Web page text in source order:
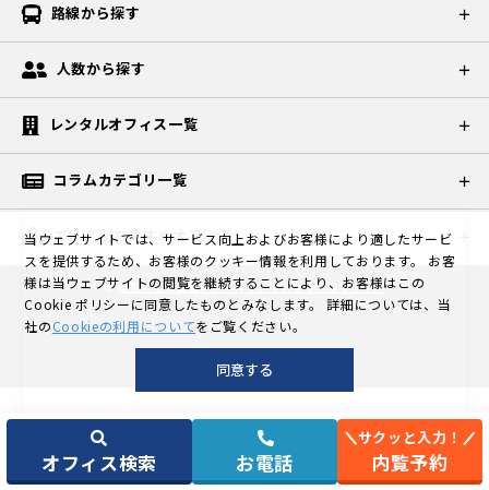
オフィス検索 お電話
サクッと入力！
内覧予約
路線から探す
人数から探す
レンタルオフィス一覧
コラムカテゴリ一覧
エリア別おすすめオフィス
©東京の格安個室レンタルオフィスなら天翔オフィス
当ウェブサイトでは、サービス向上およびお客様により適したサービ
スを提供するため、お客様のクッキー情報を利用しております。
お客
様は当ウェブサイトの閲覧を継続することにより、お客様はこの
Cookie ポリシーに同意したものとみなします。
詳細については、当
社のCookieの利用についてをご覧ください。
同意する